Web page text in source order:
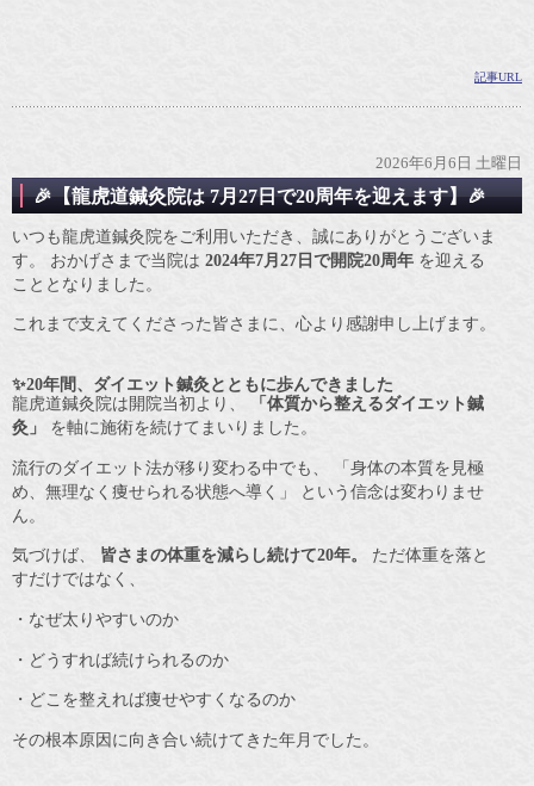
記事URL
2026年6月6日 土曜日
🎉【龍虎道鍼灸院は 7月27日で20周年を迎えます】🎉
いつも龍虎道鍼灸院をご利用いただき、誠にありがとうございま
す。 おかげさまで当院は 2024年7月27日で開院20周年 を迎える
こととなりました。
これまで支えてくださった皆さまに、心より感謝申し上げます。
✨20年間、ダイエット鍼灸とともに歩んできました
龍虎道鍼灸院は開院当初より、
「体質から整えるダイエット鍼
灸」
を軸に施術を続けてまいりました。
流行のダイエット法が移り変わる中でも、 「身体の本質を見極
め、無理なく痩せられる状態へ導く」 という信念は変わりませ
ん。
気づけば、 皆さまの体重を減らし続けて20年。
ただ体重を落と
すだけではなく、
・なぜ太りやすいのか
・どうすれば続けられるのか
・どこを整えれば痩せやすくなるのか
その根本原因に向き合い続けてきた年月でした。